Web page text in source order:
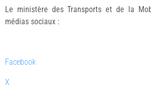
Le ministère des Transports et de la
médias sociaux :
Facebook
X